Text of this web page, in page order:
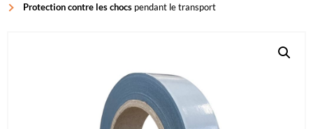
Protection contre les chocs pendant le transport